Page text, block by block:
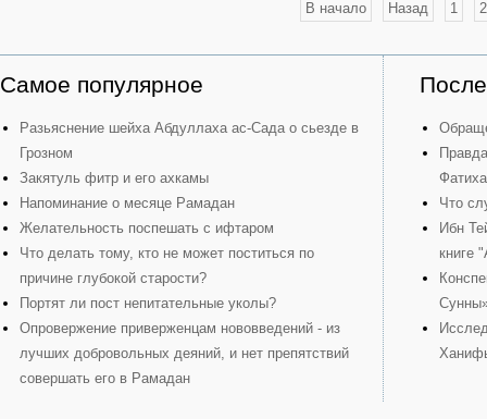
В начало Назад 1 2
Самое популярное
Разьяснение шейха Абдуллаха ас-Сада о сьезде в
Грозном
Закятуль фитр и его ахкамы
Напоминание о месяце Рамадан
Желательность поспешать с ифтаром
Что делать тому, кто не может поститься по
причине глубокой старости?
Портят ли пост непитательные уколы?
Опровержение приверженцам нововведений - из
лучших добровольных деяний, и нет препятствий
совершать его в Рамадан
Что
Ибн
книге